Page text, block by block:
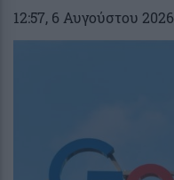
12:57, 6 Αυγούστου 2026